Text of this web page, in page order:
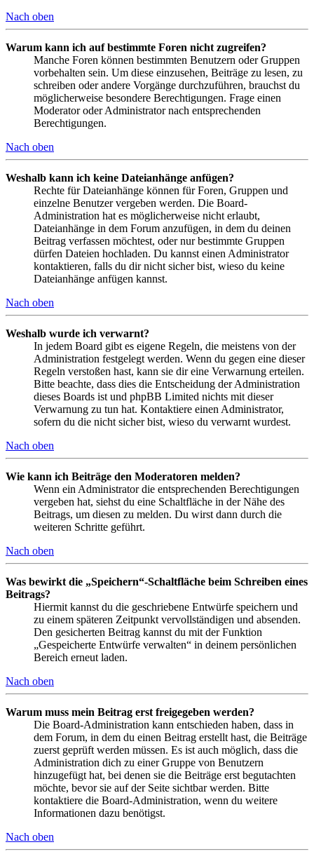
Nach oben
Warum kann ich auf bestimmte Foren nicht zugreifen?
Manche Foren können bestimmten Benutzern oder Gruppen
vorbehalten sein. Um diese einzusehen, Beiträge zu lesen, zu
schreiben oder andere Vorgänge durchzuführen, brauchst du
möglicherweise besondere Berechtigungen. Frage einen
Moderator oder Administrator nach entsprechenden
Berechtigungen.
Nach oben
Weshalb kann ich keine Dateianhänge anfügen?
Rechte für Dateianhänge können für Foren, Gruppen und
einzelne Benutzer vergeben werden. Die Board-
Administration hat es möglicherweise nicht erlaubt,
Dateianhänge in dem Forum anzufügen, in dem du deinen
Beitrag verfassen möchtest, oder nur bestimmte Gruppen
dürfen Dateien hochladen. Du kannst einen Administrator
kontaktieren, falls du dir nicht sicher bist, wieso du keine
Dateianhänge anfügen kannst.
Nach oben
Weshalb wurde ich verwarnt?
In jedem Board gibt es eigene Regeln, die meistens von der
Administration festgelegt werden. Wenn du gegen eine dieser
Regeln verstoßen hast, kann sie dir eine Verwarnung erteilen.
Bitte beachte, dass dies die Entscheidung der Administration
dieses Boards ist und phpBB Limited nichts mit dieser
Verwarnung zu tun hat. Kontaktiere einen Administrator,
sofern du die nicht sicher bist, wieso du verwarnt wurdest.
Nach oben
Wie kann ich Beiträge den Moderatoren melden?
Wenn ein Administrator die entsprechenden Berechtigungen
vergeben hat, siehst du eine Schaltfläche in der Nähe des
Beitrags, um diesen zu melden. Du wirst dann durch die
weiteren Schritte geführt.
Nach oben
Was bewirkt die „Speichern“-Schaltfläche beim Schreiben eines
Beitrags?
Hiermit kannst du die geschriebene Entwürfe speichern und
zu einem späteren Zeitpunkt vervollständigen und absenden.
Den gesicherten Beitrag kannst du mit der Funktion
„Gespeicherte Entwürfe verwalten“ in deinem persönlichen
Bereich erneut laden.
Nach oben
Warum muss mein Beitrag erst freigegeben werden?
Die Board-Administration kann entschieden haben, dass in
dem Forum, in dem du einen Beitrag erstellt hast, die Beiträge
zuerst geprüft werden müssen. Es ist auch möglich, dass die
Administration dich zu einer Gruppe von Benutzern
hinzugefügt hat, bei denen sie die Beiträge erst begutachten
möchte, bevor sie auf der Seite sichtbar werden. Bitte
kontaktiere die Board-Administration, wenn du weitere
Informationen dazu benötigst.
Nach oben